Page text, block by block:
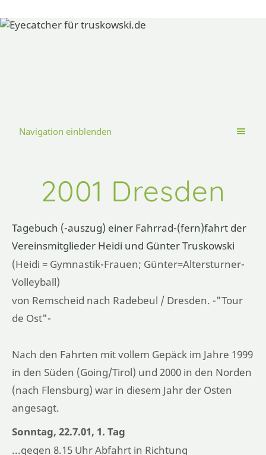
Navigation einblenden
2001 Dresden
Tagebuch (-auszug) einer Fahrrad-(fern)fahrt der
Vereinsmitglieder Heidi und Günter Truskowski
(Heidi = Gymnastik-Frauen; Günter=Altersturner-
Volleyball)
von Remscheid nach Radebeul / Dresden. -"Tour
de Ost"-
Nach den Fahrten mit vollem Gepäck im Jahre 1999
in den Süden (Going/Tirol) und 2000 in den Norden
(nach Flensburg) war in diesem Jahr der Osten
angesagt.
Sonntag, 22.7.01, 1. Tag
...gegen 8.15 Uhr Abfahrt in Richtung